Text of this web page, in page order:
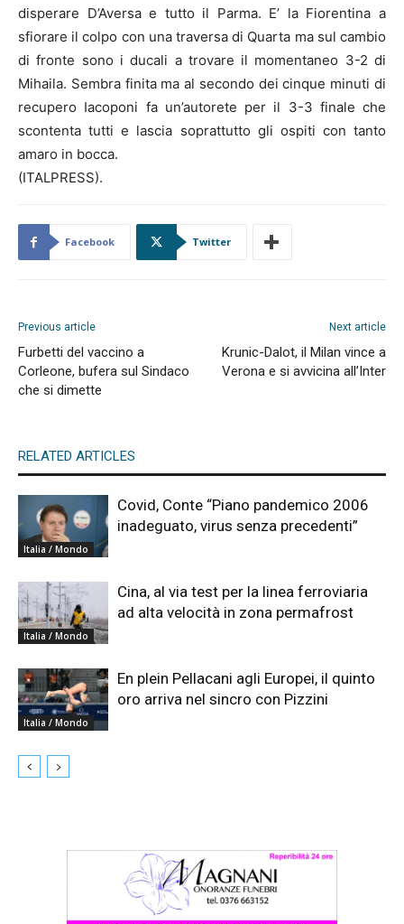
disperare D’Aversa e tutto il Parma. E’ la Fiorentina a
sfiorare il colpo con una traversa di Quarta ma sul cambio
di fronte sono i ducali a trovare il momentaneo 3-2 di
Mihaila. Sembra finita ma al secondo dei cinque minuti di
recupero Iacoponi fa un’autorete per il 3-3 finale che
scontenta tutti e lascia soprattutto gli ospiti con tanto
amaro in bocca.
(ITALPRESS).
Facebook Twitter
Previous article
Furbetti del vaccino a
Corleone, bufera sul Sindaco
che si dimette
Next article
Krunic-Dalot, il Milan vince a
Verona e si avvicina all’Inter
RELATED ARTICLES
Italia / Mondo
Covid, Conte “Piano pandemico 2006
inadeguato, virus senza precedenti”
Italia / Mondo
Cina, al via test per la linea ferroviaria
ad alta velocità in zona permafrost
Italia / Mondo
En plein Pellacani agli Europei, il quinto
oro arriva nel sincro con Pizzini